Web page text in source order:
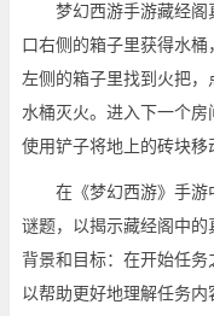
梦幻西游手游藏经阁
口右侧的箱子里获得水
左侧的箱子里找到火把
水桶灭火。进入下一个
使用铲子将地上的砖块移
在《梦幻西游》手游
谜题，以揭示藏经阁中
背景和目标：在开始任
以帮助更好地理解任务